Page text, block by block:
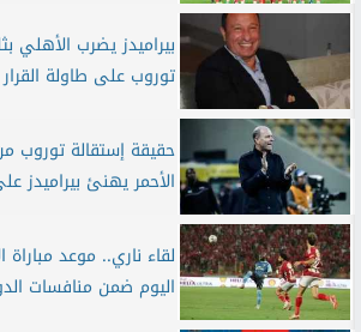
بيراميدز يضرب الأهلي
توروب على طاولة القرار
حقيقة إستقالة توروب
الأحمر يهنئ بيراميدز
لقاء ناري.. موعد
اليوم ضمن منافسات